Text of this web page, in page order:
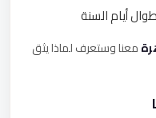
أيام السنة
معنا وستعرف لماذا يثق